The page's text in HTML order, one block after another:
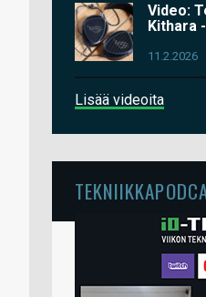
Video:
Kithara
11.2.2026
Lisää videoita